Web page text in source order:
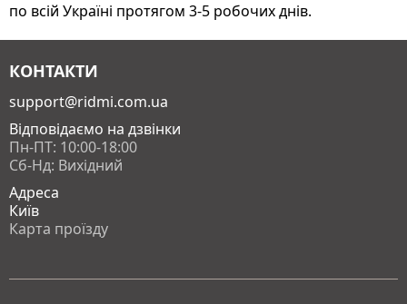
по всій Україні протягом 3-5 робочих днів.
КОНТАКТИ
support@ridmi.com.ua
Відповідаємо на дзвінки
Пн-ПТ: 10:00-18:00
Сб-Нд: Вихідний
Адреса
Київ
Карта проїзду